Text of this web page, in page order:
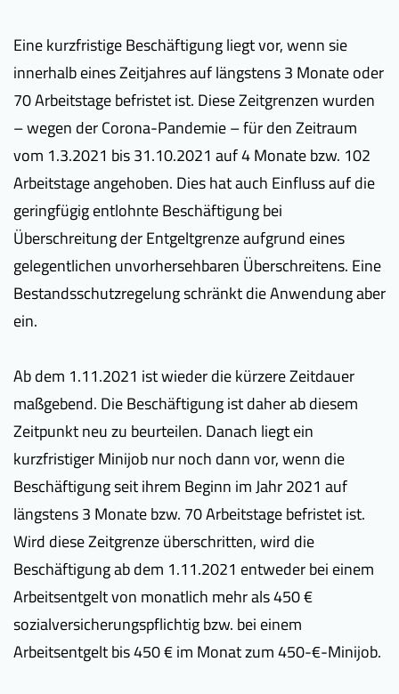
Eine kurzfristige Beschäftigung liegt vor, wenn sie
innerhalb eines Zeitjahres auf längstens 3 Monate oder
70 Arbeitstage befristet ist. Diese Zeitgrenzen wurden
– wegen der Corona-Pandemie – für den Zeitraum
vom 1.3.2021 bis 31.10.2021 auf 4 Monate bzw. 102
Arbeitstage angehoben. Dies hat auch Einfluss auf die
geringfügig entlohnte Beschäftigung bei
Überschreitung der Entgeltgrenze aufgrund eines
gelegentlichen unvorhersehbaren Überschreitens. Eine
Bestandsschutz­regelung schränkt die Anwendung aber
ein.
Ab dem 1.11.2021 ist wieder die kürzere Zeitdauer
maßgebend. Die Beschäftigung ist daher ab diesem
Zeitpunkt neu zu beurteilen. Danach liegt ein
kurzfristiger Minijob nur noch dann vor, wenn die
Beschäftigung seit ihrem Beginn im Jahr 2021 auf
längstens 3 Monate bzw. 70 Arbeitstage befristet ist.
Wird diese Zeitgrenze überschritten, wird die
Beschäftigung ab dem 1.11.2021 entweder bei einem
Arbeitsentgelt von monatlich mehr als 450 €
sozialversicherungspflichtig bzw. bei einem
Arbeitsentgelt bis 450 € im Monat zum 450-€-Minijob.